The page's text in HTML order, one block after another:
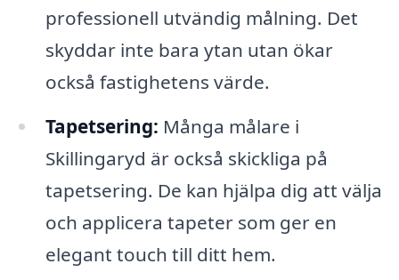
professionell utvändig målning. Det
skyddar inte bara ytan utan ökar
också fastighetens värde.
Tapetsering: Många målare i
Skillingaryd är också skickliga på
tapetsering. De kan hjälpa dig att välja
och applicera tapeter som ger en
elegant touch till ditt hem.